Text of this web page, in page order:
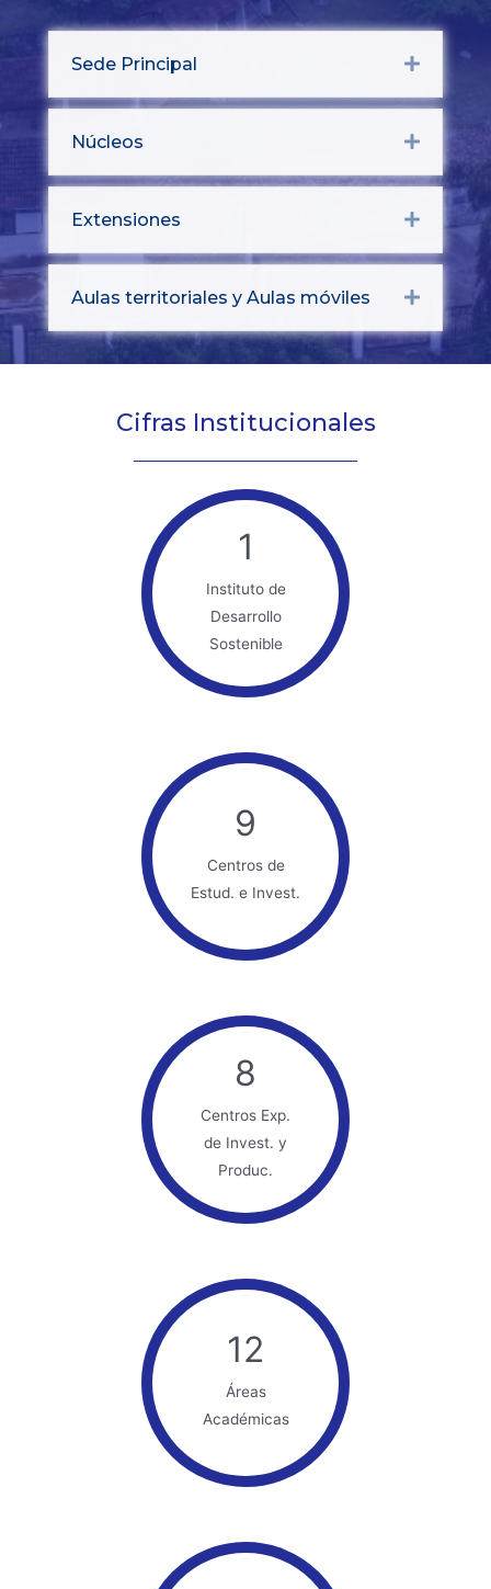
Sede Principal Expand
Núcleos Expand
Extensiones Expand
Aulas territoriales y Aulas móviles Expand
Cifras Institucionales
1
Instituto de
Desarrollo
Sostenible
9
Centros de
Estud. e Invest.
8
Centros Exp.
de Invest. y
Produc.
12
Áreas
Académicas